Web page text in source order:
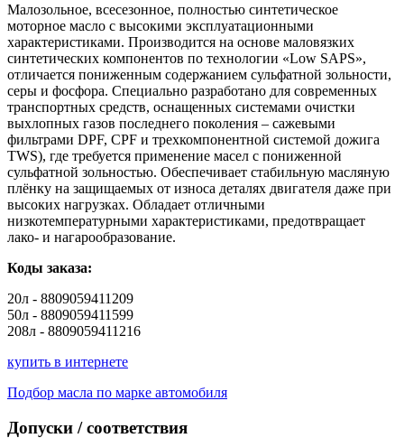
Малозольное, всесезонное, полностью синтетическое
моторное масло с высокими эксплуатационными
характеристиками. Производится на основе маловязких
синтетических компонентов по технологии «Low SAPS»,
отличается пониженным содержанием сульфатной зольности,
серы и фосфора. Специально разработано для современных
транспортных средств, оснащенных системами очистки
выхлопных газов последнего поколения – сажевыми
фильтрами DPF, CPF и трехкомпонентной системой дожига
TWS), где требуется применение масел с пониженной
сульфатной зольностью. Обеспечивает стабильную масляную
плёнку на защищаемых от износа деталях двигателя даже при
высоких нагрузках. Обладает отличными
низкотемпературными характеристиками, предотвращает
лако- и нагарообразование.
Коды заказа:
20л - 8809059411209
50л - 8809059411599
208л - 8809059411216
купить в интернете
Подбор масла по марке автомобиля
Допуски / соответствия